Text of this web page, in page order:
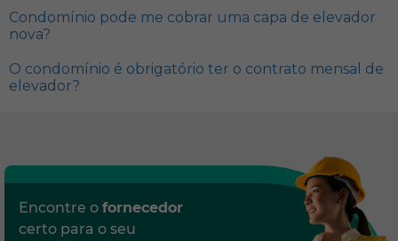
Condomínio pode me cobrar uma capa de elevador
nova?
O condomínio é obrigatório ter o contrato mensal de
elevador?
Encontre o fornecedor
certo para o seu